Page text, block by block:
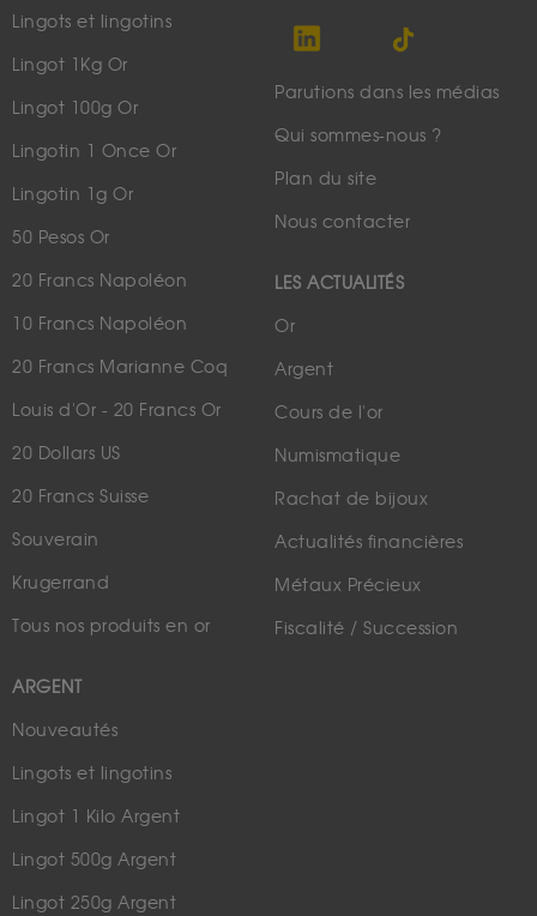
Lingots et lingotins
Lingot 1Kg Or
Lingot 100g Or
Lingotin 1 Once Or
Lingotin 1g Or
50 Pesos Or
20 Francs Napoléon
10 Francs Napoléon
20 Francs Marianne Coq
Louis d'Or - 20 Francs Or
20 Dollars US
20 Francs Suisse
Souverain
Krugerrand
Tous nos produits en or
ARGENT
Nouveautés
Lingots et lingotins
Lingot 1 Kilo Argent
Lingot 500g Argent
Lingot 250g Argent
Parutions dans les médias
Qui sommes-nous ?
Plan du site
Nous contacter
LES ACTUALITÉS
Or
Argent
Cours de l'or
Numismatique
Rachat de bijoux
Actualités financières
Métaux Précieux
Fiscalité / Succession